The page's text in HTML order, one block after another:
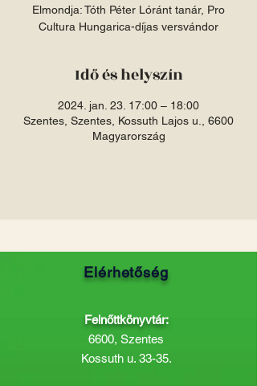
Elmondja: Tóth Péter Lóránt tanár, Pro
Cultura Hungarica-díjas versvándor
Idő és helyszín
2024. jan. 23. 17:00 – 18:00
Szentes, Szentes, Kossuth Lajos u., 6600
Magyarország
Elérhetőség
Felnőttkönyvtár:
6600, Szentes
Kossuth u. 33-35.